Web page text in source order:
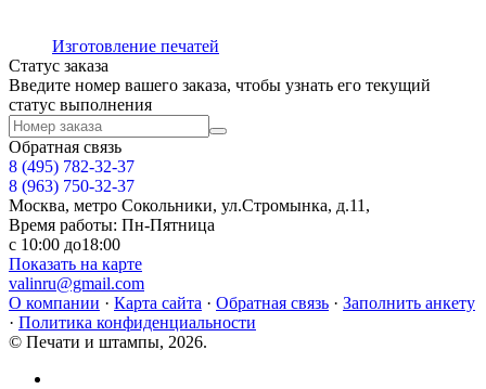
Изготовление печатей
Статус заказа
Введите номер вашего заказа, чтобы узнать его текущий
статус выполнения
Обратная связь
8 (495) 782-32-37
8 (963) 750-32-37
Москва, метро Сокольники, ул.Стромынка, д.11,
Время работы: Пн-Пятница
с 10:00 до18:00
Показать на карте
valinru@gmail.com
О компании · Карта сайта · Обратная связь · Заполнить анкету
· Политика конфиденциальности
© Печати и штампы, 2026.